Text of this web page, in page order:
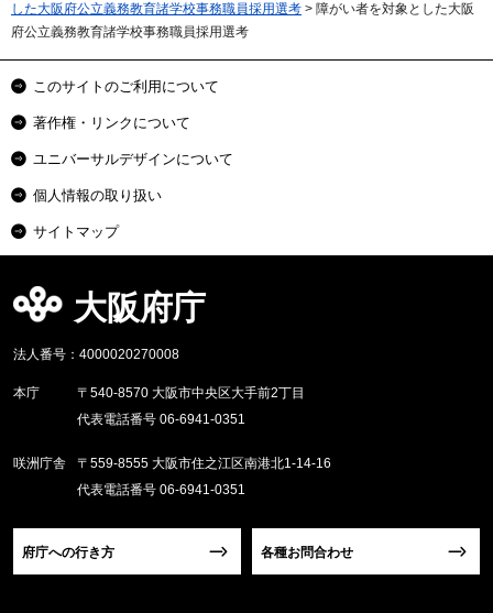
した大阪府公立義務教育諸学校事務職員採用選考 > 障がい者を対象とした大阪
府公立義務教育諸学校事務職員採用選考
このサイトのご利用について
著作権・リンクについて
ユニバーサルデザインについて
個人情報の取り扱い
サイトマップ
大阪府庁
法人番号：4000020270008
本庁
〒540-8570 大阪市中央区大手前2丁目
代表電話番号 06-6941-0351
咲洲庁舎
〒559-8555 大阪市住之江区南港北1-14-16
代表電話番号 06-6941-0351
府庁への行き方 各種お問合わせ